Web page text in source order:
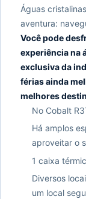
Águas
aventura:
Você pode
experiência na
exclusiva da
férias ainda
melhores
No Cobalt
Há amplos
aproveitar o
1 caixa
Diversos
um local